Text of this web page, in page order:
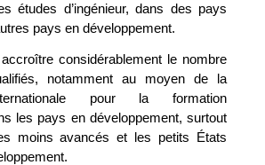
études d’ingénieur, dans des pays
pays en développement.
considérablement le nombre
notamment au moyen de la
pour la formation
les pays en développement, surtout
moins avancés et les petits États